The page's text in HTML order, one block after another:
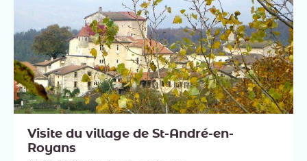
Visite du village de St-André-en-
Royans